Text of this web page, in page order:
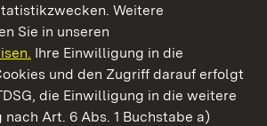
Weitere
Sie in unseren
Ihre Einwilligung in die
und den Zugriff darauf erfolgt
die Einwilligung in die weitere
Art. 6 Abs. 1 Buchstabe a)
Gärten Baden‑Württemberg
und Gärten Baden-Württemberg